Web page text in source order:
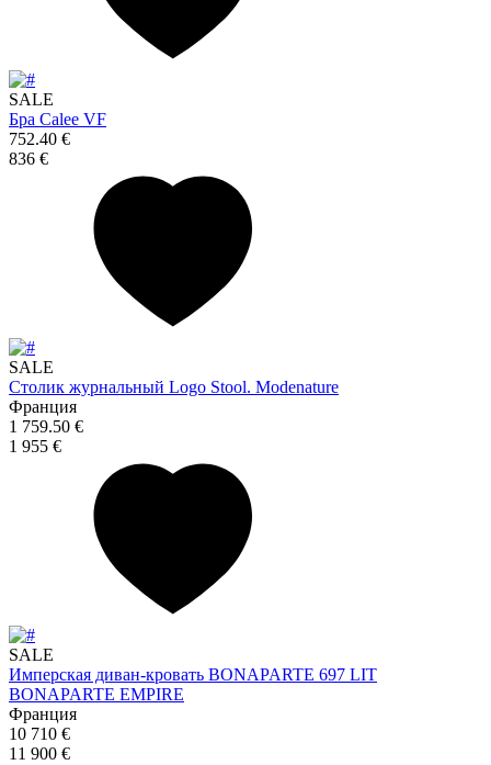
SALE
Бра Calee VF
752.40 €
836 €
SALE
Столик журнальный Logo Stool. Modenature
Франция
1 759.50 €
1 955 €
SALE
Имперская диван-кровать BONAPARTE 697 LIT
BONAPARTE EMPIRE
Франция
10 710 €
11 900 €